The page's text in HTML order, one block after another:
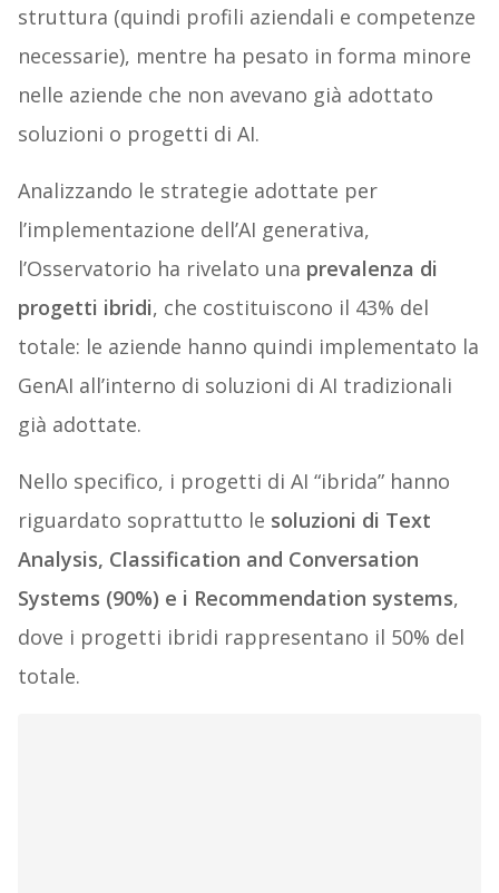
struttura (quindi profili aziendali e competenze
necessarie), mentre ha pesato in forma minore
nelle aziende che non avevano già adottato
soluzioni o progetti di AI.
Analizzando le strategie adottate per
l’implementazione dell’AI generativa,
l’Osservatorio ha rivelato una prevalenza di
progetti ibridi, che costituiscono il 43% del
totale: le aziende hanno quindi implementato la
GenAI all’interno di soluzioni di AI tradizionali
già adottate.
Nello specifico, i progetti di AI “ibrida” hanno
riguardato soprattutto le soluzioni di Text
Analysis, Classification and Conversation
Systems (90%) e i Recommendation systems,
dove i progetti ibridi rappresentano il 50% del
totale.